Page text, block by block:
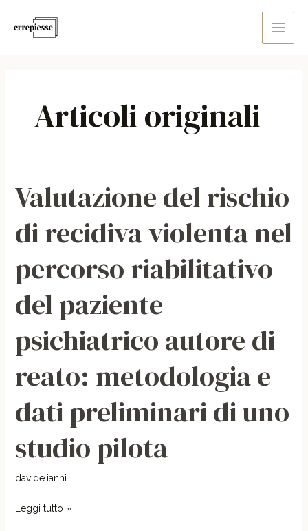
Main
Menu
Articoli originali
Valutazione del rischio
di recidiva violenta nel
percorso riabilitativo
del paziente
psichiatrico autore di
reato: metodologia e
dati preliminari di uno
studio pilota
davide.ianni
Valutazione
del
rischio
di
violenta
nel
percorso
riabilitativo
del
psichiatrico
autore
di
reato:
metodologia
e
preliminari
Leggi tutto »